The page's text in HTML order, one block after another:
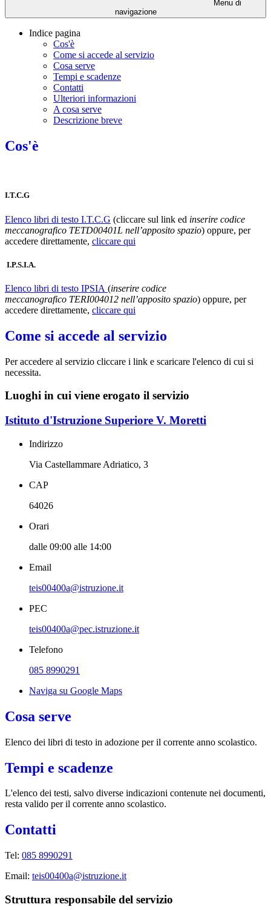
Menu di
navigazione
Indice pagina
Cos'è
Come si accede al servizio
Cosa serve
Tempi e scadenze
Contatti
Ulteriori informazioni
A cosa serve
Descrizione breve
Cos'è
I.T.C.G
Elenco libri di testo I.T.C.G (cliccare sul link ed inserire codice
meccanografico TETD00401L nell’apposito spazio) oppure, per
accedere direttamente, cliccare qui
I.P.S.I.A.
Elenco libri di testo IPSIA (inserire codice
meccanografico TERI004012 nell’apposito spazio) oppure, per
accedere direttamente, cliccare qui
Come si accede al servizio
Per accedere al servizio cliccare i link e scaricare l'elenco di cui si
necessita.
Luoghi in cui viene erogato il servizio
Istituto d'Istruzione Superiore V. Moretti
Indirizzo
Via Castellammare Adriatico, 3
CAP
64026
Orari
dalle 09:00 alle 14:00
Email
teis00400a@istruzione.it
PEC
teis00400a@pec.istruzione.it
Telefono
085 8990291
Naviga su Google Maps
Cosa serve
Elenco dei libri di testo in adozione per il corrente anno scolastico.
Tempi e scadenze
L'elenco dei testi, salvo diverse indicazioni contenute nei documenti,
resta valido per il corrente anno scolastico.
Contatti
Tel: 085 8990291
Email: teis00400a@istruzione.it
Struttura responsabile del servizio